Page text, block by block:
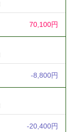
70,100円
-8,800円
-20,400円